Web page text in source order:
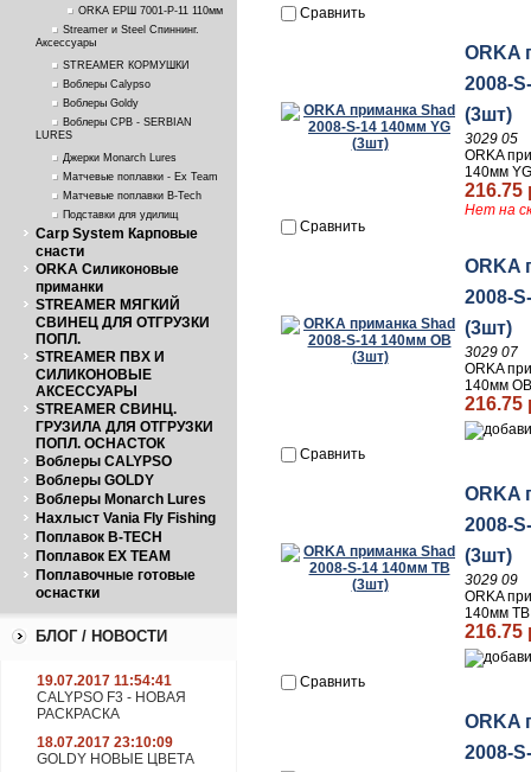
ORKA ЕРШ 7001-P-11 110мм
Streamer и Steel Спиннинг.
Аксессуары
STREAMER КОРМУШКИ
Воблеры Calypso
Воблеры Goldy
Воблеры СРВ - SERBIAN
LURES
Джерки Monarch Lures
Матчевые поплавки - Ex Team
Матчевые поплавки B-Tech
Подставки для удилищ
Carp System Карповые
снасти
ORKA Силиконовые
приманки
STREAMER МЯГКИЙ
СВИНЕЦ ДЛЯ ОТГРУЗКИ
ПОПЛ.
STREAMER ПВХ И
СИЛИКОНОВЫЕ
АКСЕССУАРЫ
STREAMER СВИНЦ.
ГРУЗИЛА ДЛЯ ОТГРУЗКИ
ПОПЛ. ОСНАСТОК
Воблеры CALYPSO
Воблеры GOLDY
Воблеры Monarch Lures
Нахлыст Vania Fly Fishing
Поплавок B-TECH
Поплавок EX TEAM
Поплавочные готовые
оснастки
БЛОГ / НОВОСТИ
19.07.2017 11:54:41
CALYPSO F3 - НОВАЯ
РАСКРАСКА
18.07.2017 23:10:09
GOLDY НОВЫЕ ЦВЕТА
Сравнить
ORKA
2008-
(3шт)
3029 05
ORKA
140мм
216.75
Нет на
Сравнить
ORKA
2008-
(3шт)
3029 07
ORKA
140мм
216.75
Сравнить
ORKA
2008-
(3шт)
3029 09
ORKA
140мм
216.75
Сравнить
ORKA
2008-